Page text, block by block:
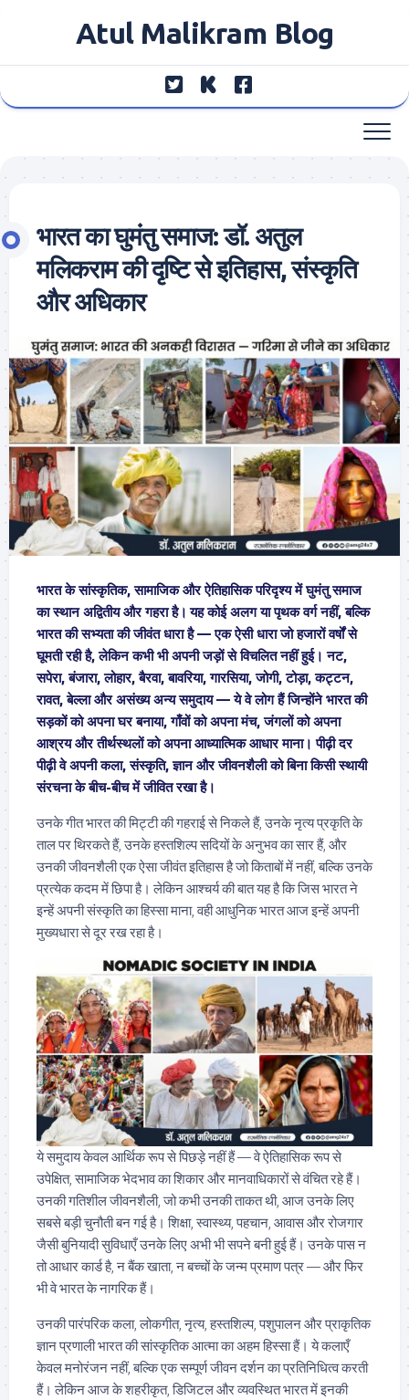
Atul Malikram Blog
भारत का घुमंतु समाज: डॉ. अतुल
मलिकराम की दृष्टि से इतिहास, संस्कृति
और अधिकार
भारत के सांस्कृतिक, सामाजिक और ऐतिहासिक परिदृश्य में घुमंतु समाज
का स्थान अद्वितीय और गहरा है। यह कोई अलग या पृथक वर्ग नहीं, बल्कि
भारत की सभ्यता की जीवंत धारा है — एक ऐसी धारा जो हजारों वर्षों से
घूमती रही है, लेकिन कभी भी अपनी जड़ों से विचलित नहीं हुई। नट,
सपेरा, बंजारा, लोहार, बैरवा, बावरिया, गारसिया, जोगी, टोड़ा, कट्टन,
रावत, बेल्ला और असंख्य अन्य समुदाय — ये वे लोग हैं जिन्होंने भारत की
सड़कों को अपना घर बनाया, गाँवों को अपना मंच, जंगलों को अपना
आश्रय और तीर्थस्थलों को अपना आध्यात्मिक आधार माना। पीढ़ी दर
पीढ़ी वे अपनी कला, संस्कृति, ज्ञान और जीवनशैली को बिना किसी स्थायी
संरचना के बीच-बीच में जीवित रखा है।
उनके गीत भारत की मिट्टी की गहराई से निकले हैं, उनके नृत्य प्रकृति के
ताल पर थिरकते हैं, उनके हस्तशिल्प सदियों के अनुभव का सार हैं, और
उनकी जीवनशैली एक ऐसा जीवंत इतिहास है जो किताबों में नहीं, बल्कि उनके
प्रत्येक कदम में छिपा है। लेकिन आश्चर्य की बात यह है कि जिस भारत ने
इन्हें अपनी संस्कृति का हिस्सा माना, वही आधुनिक भारत आज इन्हें अपनी
मुख्यधारा से दूर रख रहा है।
ये समुदाय केवल आर्थिक रूप से पिछड़े नहीं हैं — वे ऐतिहासिक रूप से
उपेक्षित, सामाजिक भेदभाव का शिकार और मानवाधिकारों से वंचित रहे हैं।
उनकी गतिशील जीवनशैली, जो कभी उनकी ताकत थी, आज उनके लिए
सबसे बड़ी चुनौती बन गई है। शिक्षा, स्वास्थ्य, पहचान, आवास और रोजगार
जैसी बुनियादी सुविधाएँ उनके लिए अभी भी सपने बनी हुई हैं। उनके पास न
तो आधार कार्ड है, न बैंक खाता, न बच्चों के जन्म प्रमाण पत्र — और फिर
भी वे भारत के नागरिक हैं।
उनकी पारंपरिक कला, लोकगीत, नृत्य, हस्तशिल्प, पशुपालन और प्राकृतिक
ज्ञान प्रणाली भारत की सांस्कृतिक आत्मा का अहम हिस्सा हैं। ये कलाएँ
केवल मनोरंजन नहीं, बल्कि एक सम्पूर्ण जीवन दर्शन का प्रतिनिधित्व करती
हैं। लेकिन आज के शहरीकृत, डिजिटल और व्यवस्थित भारत में इनकी